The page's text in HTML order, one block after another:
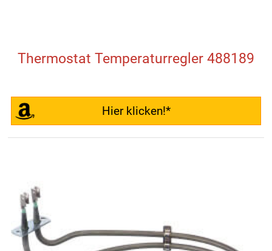
Thermostat Temperaturregler 488189
Hier klicken!*